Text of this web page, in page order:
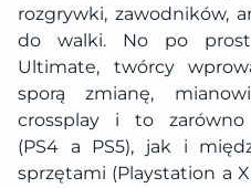
rozgrywki, zawodników,
do walki. No po
Ultimate, twórcy
sporą zmianę,
crossplay i to zarówno
(PS4 a PS5), jak i
sprzętami (Playstation a